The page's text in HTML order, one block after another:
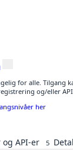
for alle. Tilgang
og/eller
her
API-er 5